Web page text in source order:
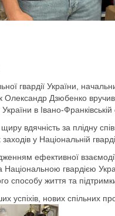
гвардії України,
Дзюбенко вручив
України в Івано-
вдячність за плідну
у Національній
ефективної
Національною гвардією
способу життя та
успіхів, нових спільних